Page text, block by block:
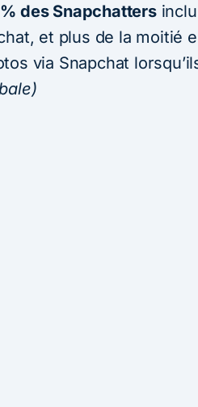
des Snapchatters
et plus de la moitié
via Snapchat